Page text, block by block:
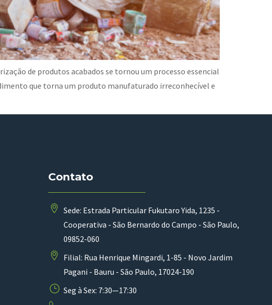
de produtos acabados se tornou um processo essencial
que torna um produto manufaturado irreconhecível e
Contato
Sede: Estrada Particular Fukutaro Yida, 1235 -
Cooperativa - São Bernardo do Campo - São Paulo,
09852-060
Filial: Rua Henrique Mingardi, 1-85 - Novo Jardim
Pagani - Bauru - São Paulo, 17024-190
Seg à Sex: 7:30—17:30